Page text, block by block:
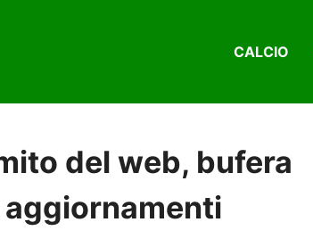
CALCIO
del web, bufera
aggiornamenti